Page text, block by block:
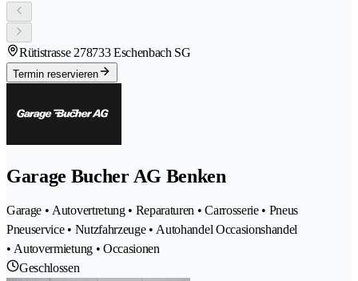
Rütistrasse 278733 Eschenbach SG
Termin reservieren
Garage Bucher AG Benken
Garage • Autovertretung • Reparaturen • Carrosserie • Pneus
Pneuservice • Nutzfahrzeuge • Autohandel Occasionshandel
• Autovermietung • Occasionen
Geschlossen